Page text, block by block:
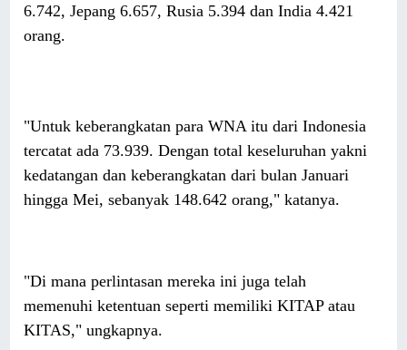
6.742, Jepang 6.657, Rusia 5.394 dan India 4.421
orang.
"Untuk keberangkatan para WNA itu dari Indonesia
tercatat ada 73.939. Dengan total keseluruhan yakni
kedatangan dan keberangkatan dari bulan Januari
hingga Mei, sebanyak 148.642 orang," katanya.
"Di mana perlintasan mereka ini juga telah
memenuhi ketentuan seperti memiliki KITAP atau
KITAS," ungkapnya.